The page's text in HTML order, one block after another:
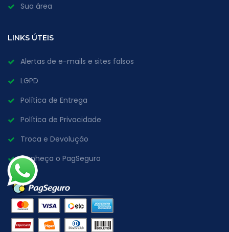
Sua área
LINKS ÚTEIS
Alertas de e-mails e sites falsos
LGPD
Política de Entrega
Política de Privacidade
Troca e Devolução
Conheça o PagSeguro